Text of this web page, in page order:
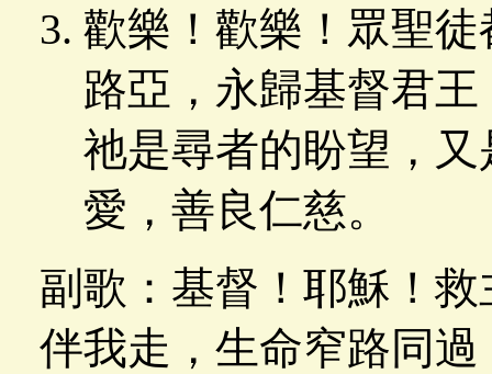
歡樂！歡樂！眾聖
路亞，永歸基督君王
祂是尋者的盼望，
愛，善良仁慈。
副歌：基督！耶穌！
伴我走，生命窄路同過